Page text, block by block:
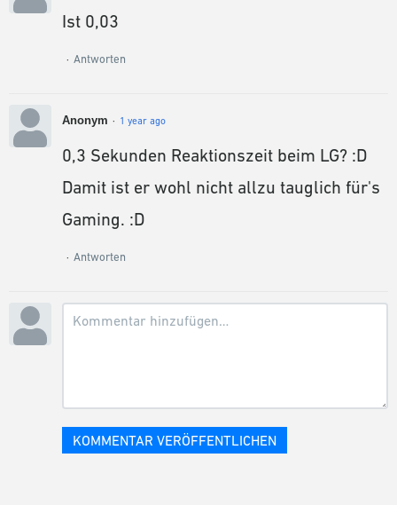
Ist 0,03
Antworten
Anonym 1 year ago
0,3 Sekunden Reaktionszeit beim LG? :D
Damit ist er wohl nicht allzu tauglich für's
Gaming. :D
Antworten
KOMMENTAR VERÖFFENTLICHEN